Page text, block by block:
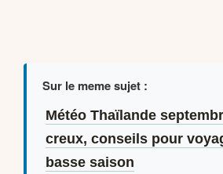
Sur le meme sujet :
Météo Thaïlande
creux, conseils pour
basse saison